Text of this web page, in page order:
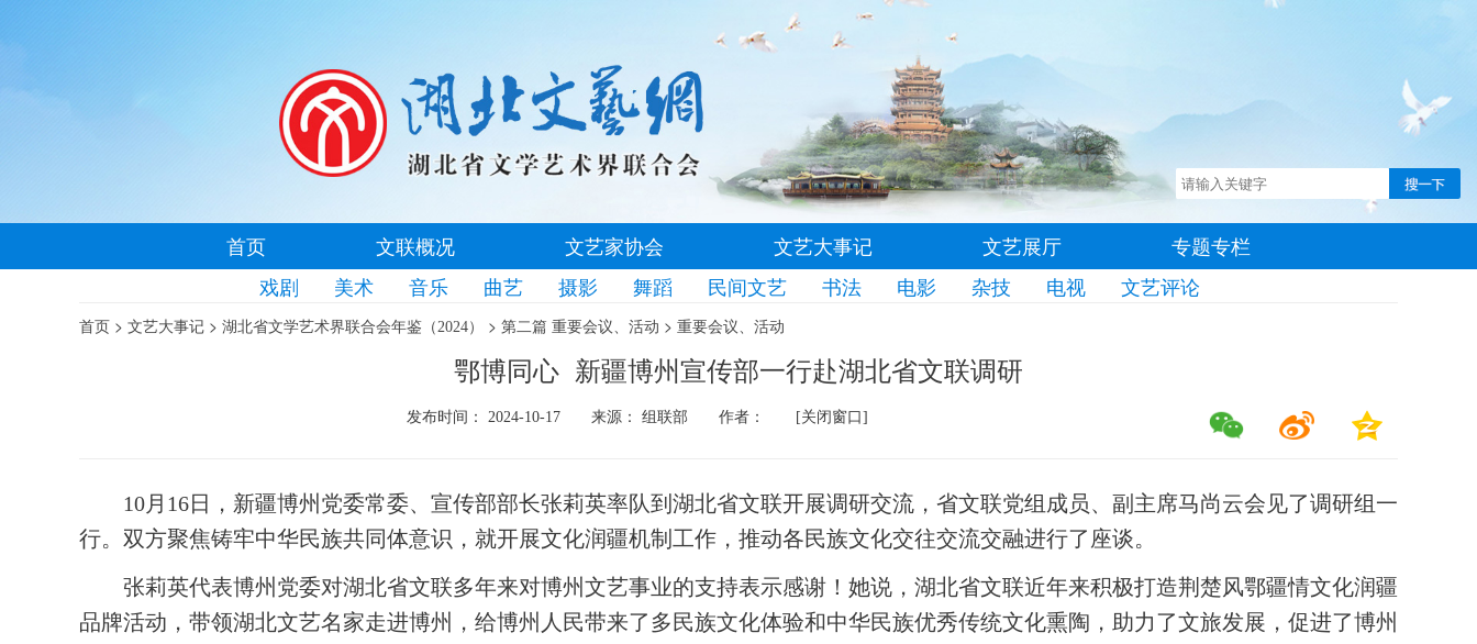
首页 文联概况 文艺家协会 文艺大事记 文艺展厅
专题专栏
戏剧
美术 音乐 曲艺 摄影 舞蹈 民间文艺 书法 电影 杂技 电视 文艺评论
首页 > 文艺大事记 > 湖北省文学艺术界联合会年鉴（2024） > 第二篇 重要会议、活动 > 重要会议、活动
鄂博同心 新疆博州宣传部一行赴湖北省文联调研
发布时间： 2024-10-17 来源： 组联部 作者： [关闭窗口]
10月16日，新疆博州党委常委、宣传部部长张莉英率队到湖北省文联开展调研交流，省文联党组成员、副主席马尚云会见了调研组一
行。双方聚焦铸牢中华民族共同体意识，就开展文化润疆机制工作，推动各民族文化交往交流交融进行了座谈。
张莉英代表博州党委对湖北省文联多年来对博州文艺事业的支持表示感谢！她说，湖北省文联近年来积极打造荆楚风鄂疆情文化润疆
品牌活动，带领湖北文艺名家走进博州，给博州人民带来了多民族文化体验和中华民族优秀传统文化熏陶，助力了文旅发展，促进了博州